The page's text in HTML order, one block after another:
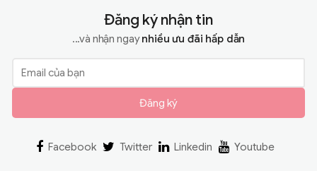
Đăng ký nhận tin
...và nhận ngaynhiều ưu đãi hấp dẫn
Đăng ký
Facebook Twitter Linkedin Youtube